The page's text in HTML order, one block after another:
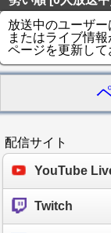
放送中のユーザー
またはライブ情
ページを更新して
配信サイト
YouTube
Twitch